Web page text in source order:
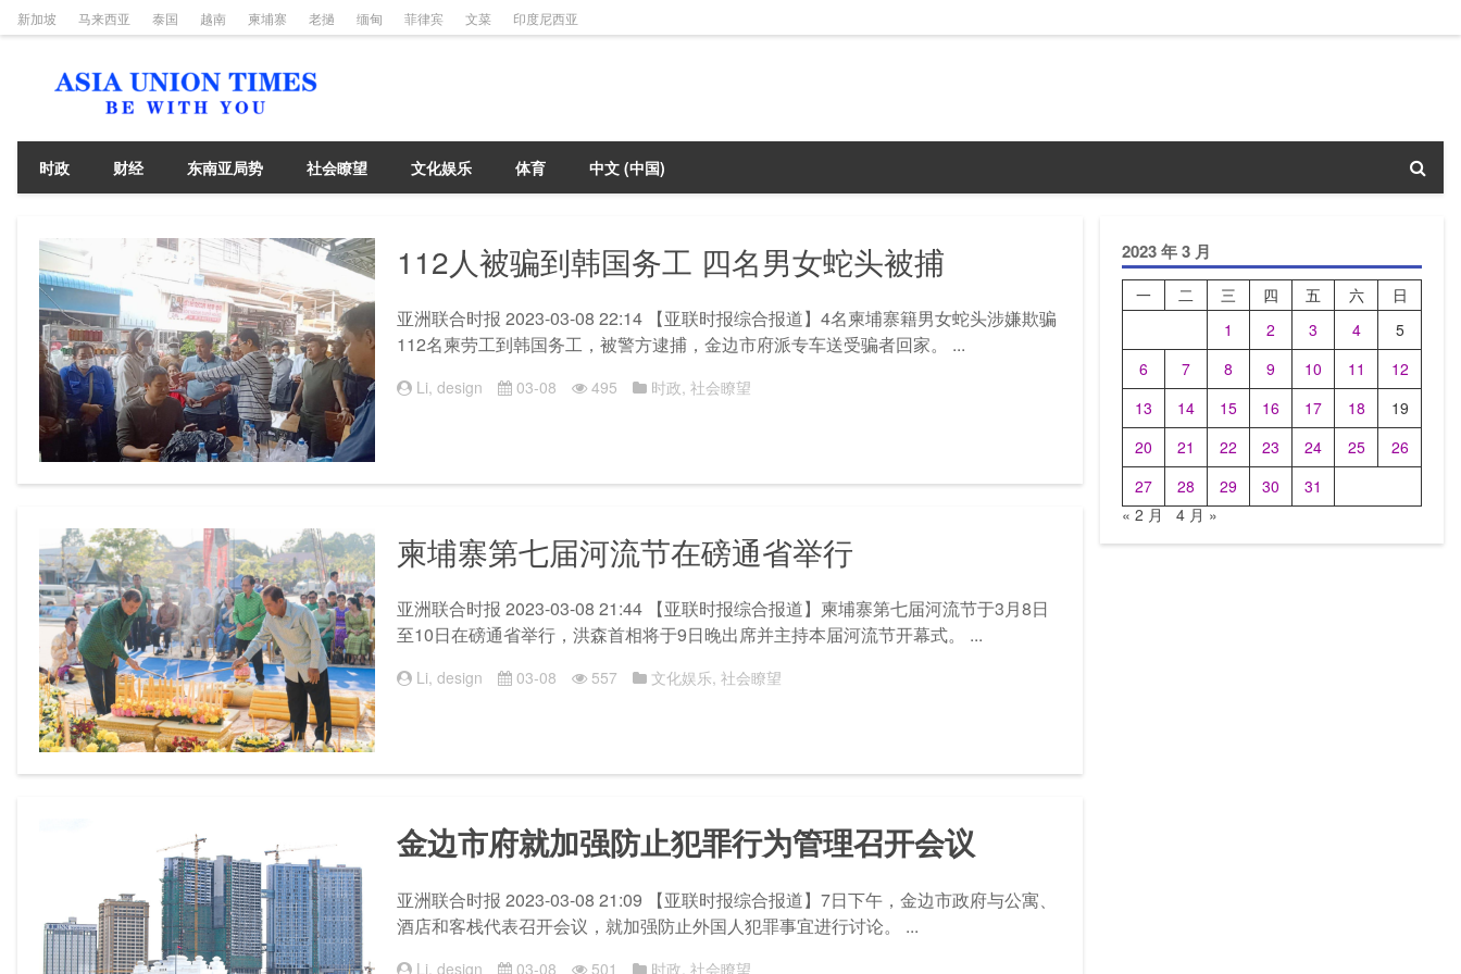
新加坡 马来西亚 泰国 越南 柬埔寨 老撾 缅甸 菲律宾 文菜 印度尼西亚
时政 财经 东南亚局势 社会瞭望 文化娱乐 体育 中文 (中国)
112人被骗到韩国务工 四名男女蛇头被捕
亚洲联合时报 2023-03-08 22:14 【亚联时报综合报道】4名柬埔寨籍男女蛇头涉嫌欺骗
112名柬劳工到韩国务工，被警方逮捕，金边市府派专车送受骗者回家。 ...
Li, design 03-08 495 时政, 社会瞭望
柬埔寨第七届河流节在磅通省举行
亚洲联合时报 2023-03-08 21:44 【亚联时报综合报道】柬埔寨第七届河流节于3月8日
至10日在磅通省举行，洪森首相将于9日晚出席并主持本届河流节开幕式。 ...
Li, design 03-08 557 文化娱乐, 社会瞭望
金边市府就加强防止犯罪行为管理召开会议
亚洲联合时报 2023-03-08 21:09 【亚联时报综合报道】7日下午，金边市政府与公寓、
酒店和客栈代表召开会议，就加强防止外国人犯罪事宜进行讨论。 ...
Li, design 03-08 501 时政, 社会瞭望
2023 年 3 月
一 二 三 四 五 六
日
1
2 3 4
5
6
7 8 9 10 11
12
13
14 15 16 17 18
19
20
21 22 23 24 25
26
27
28 29 30
31
« 2 月
4 月 »